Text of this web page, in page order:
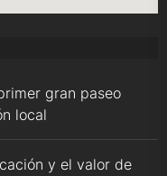
gran paseo
local
y el valor de